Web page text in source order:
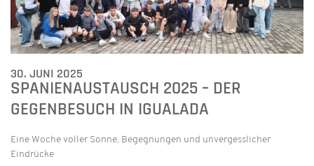
30. JUNI 2025
SPANIENAUSTAUSCH 2025 – DER
GEGENBESUCH IN IGUALADA
Eine Woche voller Sonne, Begegnungen und unvergesslicher
Eindrücke